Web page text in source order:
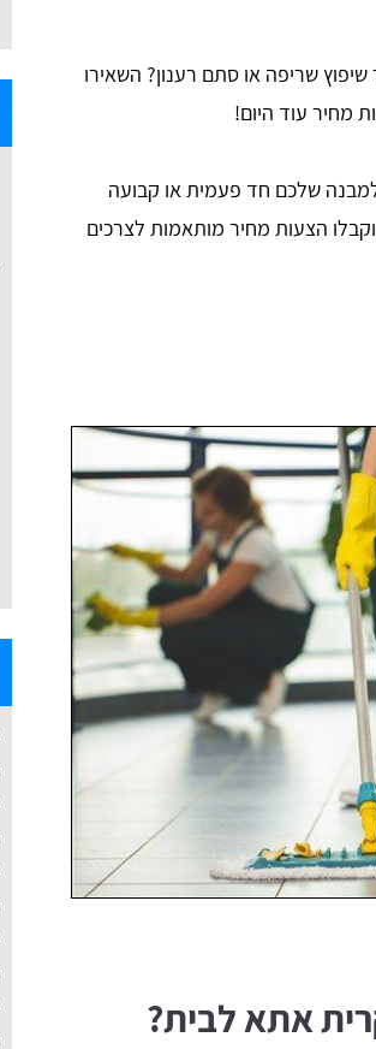
שיפוץ שריפה או סתם רענון? השאירו
מחיר עוד היום!
למבנה שלכם חד פעמית או קבועה
הצעות מחיר מותאמות לצרכים
אתא לבית?
noa levi